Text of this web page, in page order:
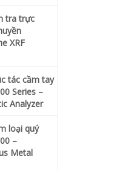
tra trực
XRF
tác cầm tay
Series –
Analyzer
loại quý
–
Metal